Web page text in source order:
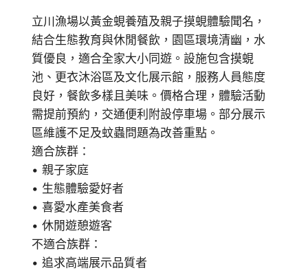
立川漁場以黃金蜆養殖及親子摸蜆體驗聞名，
結合生態教育與休閒餐飲，園區環境清幽，水
質優良，適合全家大小同遊。設施包含摸蜆
池、更衣沐浴區及文化展示館，服務人員態度
良好，餐飲多樣且美味。價格合理，體驗活動
需提前預約，交通便利附設停車場。部分展示
區維護不足及蚊蟲問題為改善重點。
適合族群：
• 親子家庭
• 生態體驗愛好者
• 喜愛水產美食者
• 休閒遊憩遊客
不適合族群：
• 追求高端展示品質者